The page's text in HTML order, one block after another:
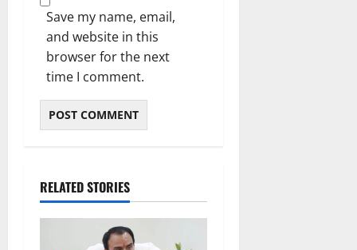
Save my name, email,
and website in this
browser for the next
time I comment.
RELATED STORIES